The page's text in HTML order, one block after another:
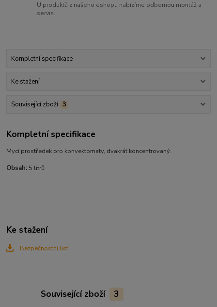
U produktů z našeho eshopu nabízíme odbornou montáž a
servis.
Kompletní specifikace
Ke stažení
Související zboží 3
Kompletní specifikace
Mycí prostředek pro konvektomaty, dvakrát koncentrovaný.
Obsah: 5 litrů
Ke stažení
Bezpečnostní list
Související zboží 3